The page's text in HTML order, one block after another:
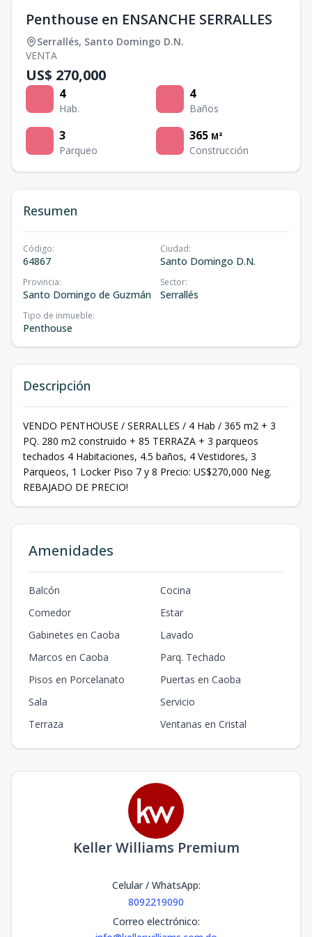
Penthouse en ENSANCHE SERRALLES
Serrallés, Santo Domingo D.N.
VENTA
US$ 270,000
4
Hab.
4
Baños
3
Parqueo
365 M²
Construcción
Resumen
Código:
64867
Ciudad:
Santo Domingo D.N.
Provincia:
Santo Domingo de Guzmán
Sector:
Serrallés
Tipo de inmueble:
Penthouse
Descripción
VENDO PENTHOUSE / SERRALLES / 4 Hab / 365 m2 + 3
PQ. 280 m2 construido + 85 TERRAZA + 3 parqueos
techados 4 Habitaciones, 4.5 baños, 4 Vestidores, 3
Parqueos, 1 Locker Piso 7 y 8 Precio: US$270,000 Neg.
REBAJADO DE PRECIO!
Amenidades
Balcón
Cocina
Comedor
Estar
Gabinetes en Caoba
Lavado
Marcos en Caoba
Parq. Techado
Pisos en Porcelanato
Puertas en Caoba
Sala
Servicio
Terraza
Ventanas en Cristal
Keller Williams Premium
Celular / WhatsApp:
8092219090
Correo electrónico: